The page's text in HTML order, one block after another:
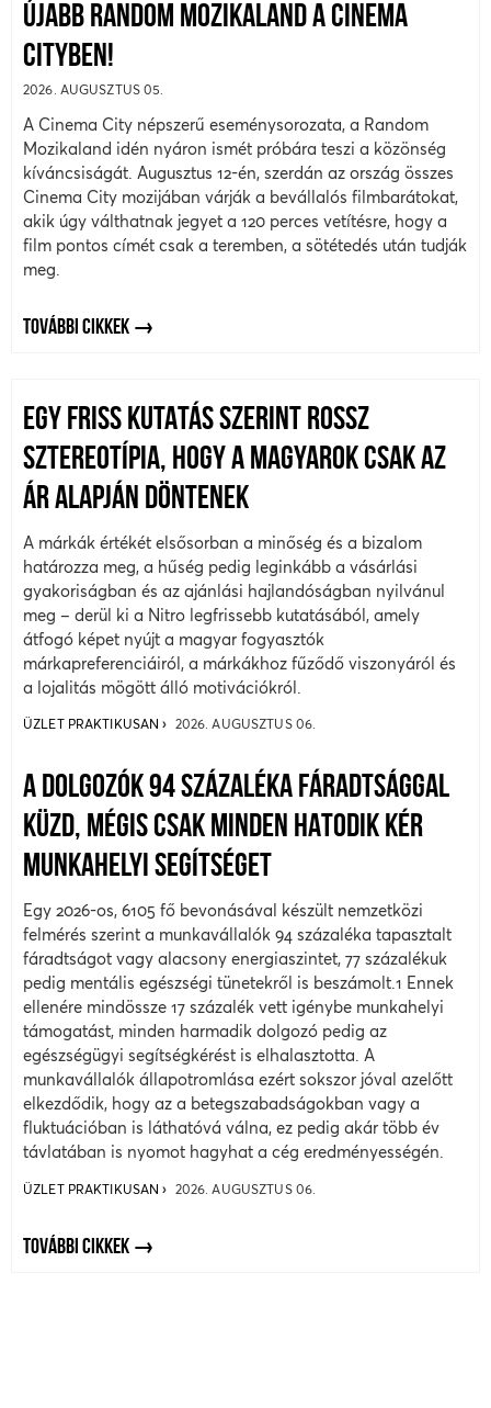
ÚJABB RANDOM MOZIKALAND A CINEMA
CITYBEN!
2026. AUGUSZTUS 05.
A Cinema City népszerű eseménysorozata, a Random
Mozikaland idén nyáron ismét próbára teszi a közönség
kíváncsiságát. Augusztus 12-én, szerdán az ország összes
Cinema City mozijában várják a bevállalós filmbarátokat,
akik úgy válthatnak jegyet a 120 perces vetítésre, hogy a
film pontos címét csak a teremben, a sötétedés után tudják
meg.
TOVÁBBI CIKKEK
EGY FRISS KUTATÁS SZERINT ROSSZ
SZTEREOTÍPIA, HOGY A MAGYAROK CSAK AZ
ÁR ALAPJÁN DÖNTENEK
A márkák értékét elsősorban a minőség és a bizalom
határozza meg, a hűség pedig leginkább a vásárlási
gyakoriságban és az ajánlási hajlandóságban nyilvánul
meg – derül ki a Nitro legfrissebb kutatásából, amely
átfogó képet nyújt a magyar fogyasztók
márkapreferenciáiról, a márkákhoz fűződő viszonyáról és
a lojalitás mögött álló motivációkról.
ÜZLET PRAKTIKUSAN 2026. AUGUSZTUS 06.
A DOLGOZÓK 94 SZÁZALÉKA FÁRADTSÁGGAL
KÜZD, MÉGIS CSAK MINDEN HATODIK KÉR
MUNKAHELYI SEGÍTSÉGET
Egy 2026-os, 6105 fő bevonásával készült nemzetközi
felmérés szerint a munkavállalók 94 százaléka tapasztalt
fáradtságot vagy alacsony energiaszintet, 77 százalékuk
pedig mentális egészségi tünetekről is beszámolt.1 Ennek
ellenére mindössze 17 százalék vett igénybe munkahelyi
támogatást, minden harmadik dolgozó pedig az
egészségügyi segítségkérést is elhalasztotta. A
munkavállalók állapotromlása ezért sokszor jóval azelőtt
elkezdődik, hogy az a betegszabadságokban vagy a
fluktuációban is láthatóvá válna, ez pedig akár több év
távlatában is nyomot hagyhat a cég eredményességén.
ÜZLET PRAKTIKUSAN 2026. AUGUSZTUS 06.
TOVÁBBI CIKKEK